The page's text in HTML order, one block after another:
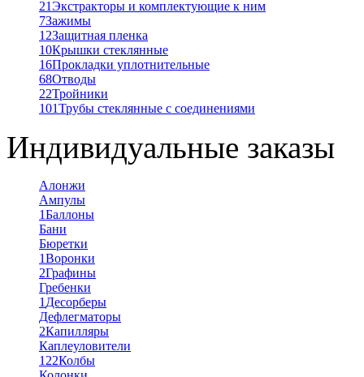
21Экстракторы и комплектующие к ним
7Зажимы
12Защитная пленка
10Крышки стеклянные
16Прокладки уплотнительные
68Отводы
22Тройники
101Трубы стеклянные с соединениями
Индивидуальные заказы
Алонжи
Ампулы
1Баллоны
Бани
Бюретки
1Воронки
2Графины
Гребенки
1 Десорберы
Дефлегматоры
2Капилляры
Каплеуловители
122Колбы